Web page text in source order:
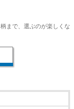
まで、選ぶのが楽しくな